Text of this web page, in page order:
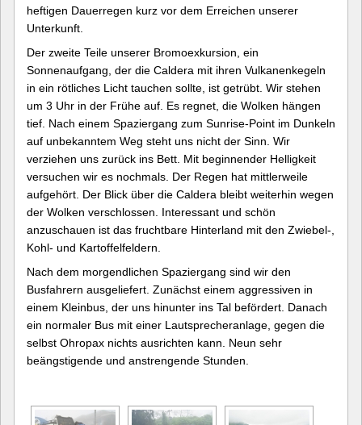
heftigen Dauerregen kurz vor dem Erreichen unserer
Unterkunft.
Der zweite Teile unserer Bromoexkursion, ein
Sonnenaufgang, der die Caldera mit ihren Vulkanenkegeln
in ein rötliches Licht tauchen sollte, ist getrübt. Wir stehen
um 3 Uhr in der Frühe auf. Es regnet, die Wolken hängen
tief. Nach einem Spaziergang zum Sunrise-Point im Dunkeln
auf unbekanntem Weg steht uns nicht der Sinn. Wir
verziehen uns zurück ins Bett. Mit beginnender Helligkeit
versuchen wir es nochmals. Der Regen hat mittlerweile
aufgehört. Der Blick über die Caldera bleibt weiterhin wegen
der Wolken verschlossen. Interessant und schön
anzuschauen ist das fruchtbare Hinterland mit den Zwiebel-,
Kohl- und Kartoffelfeldern.
Nach dem morgendlichen Spaziergang sind wir den
Busfahrern ausgeliefert. Zunächst einem aggressiven in
einem Kleinbus, der uns hinunter ins Tal befördert. Danach
ein normaler Bus mit einer Lautsprecheranlage, gegen die
selbst Ohropax nichts ausrichten kann. Neun sehr
beängstigende und anstrengende Stunden.